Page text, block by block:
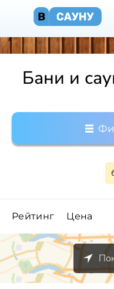
Бани и
Рейтинг Цена